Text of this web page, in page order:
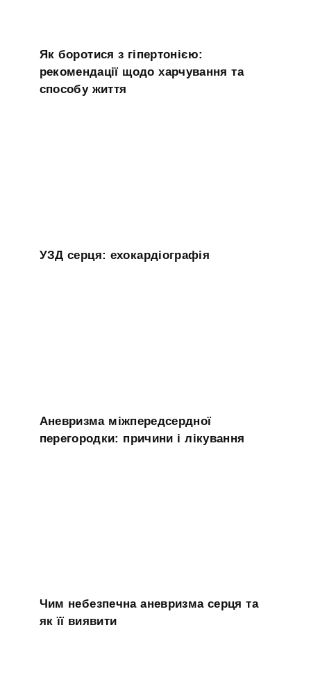
Як боротися з гіпертонією:
рекомендації щодо харчування та
способу життя
УЗД серця: ехокардіографія
Аневризма міжпередсердної
перегородки: причини і лікування
Чим небезпечна аневризма серця та
як її виявити